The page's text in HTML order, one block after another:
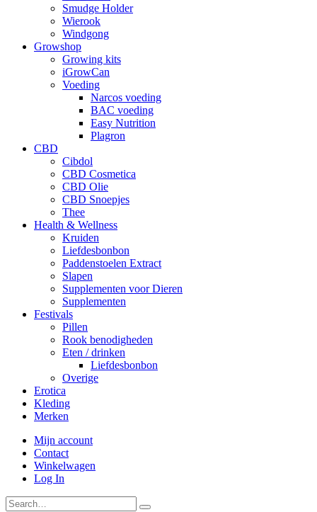
Smudge Holder
Wierook
Windgong
Growshop
Growing kits
iGrowCan
Voeding
Narcos voeding
BAC voeding
Easy Nutrition
Plagron
CBD
Cibdol
CBD Cosmetica
CBD Olie
CBD Snoepjes
Thee
Health & Wellness
Kruiden
Liefdesbonbon
Paddenstoelen Extract
Slapen
Supplementen voor Dieren
Supplementen
Festivals
Pillen
Rook benodigheden
Eten / drinken
Liefdesbonbon
Overige
Erotica
Kleding
Merken
Mijn account
Contact
Winkelwagen
Log In